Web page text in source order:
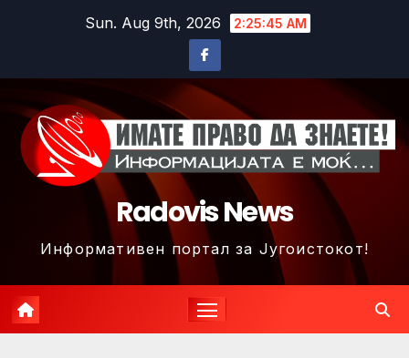
Sun. Aug 9th, 2026 2:25:48 AM
Radovis News
Информативен портал за Југоистокот!